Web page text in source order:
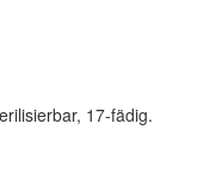
17-fädig.